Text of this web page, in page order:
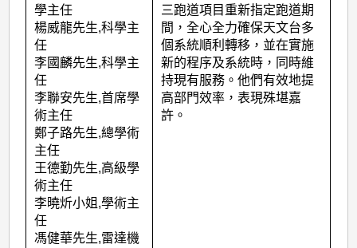
(2022
度)
學主任
楊威龍先生,科學主
任
李國麟先生,科學主
任
李聯安先生,首席學
術主任
鄭子路先生,總學術
主任
王德勤先生,高級學
術主任
李曉炘小姐 ,學術主
任
馮健華先生,雷達機
三跑道項目重新指定跑道期
間，全心全力確保天文台多
個系統順利轉移，並在實施
新的程序及系統時，同時維
持現有服務。他們有效地提
高部門效率，表現殊堪嘉
許。